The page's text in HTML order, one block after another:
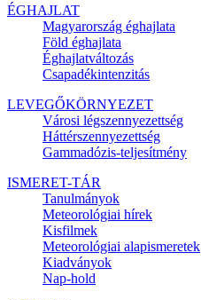
ÉGHAJLAT
Magyarország éghajlata
Föld éghajlata
Éghajlatváltozás
Csapadékintenzitás
LEVEGŐKÖRNYEZET
Városi légszennyezettség
Háttérszennyezettség
Gammadózis-teljesítmény
ISMERET-TÁR
Tanulmányok
Meteorológiai hírek
Kisfilmek
Meteorológiai alapismeretek
Kiadványok
Nap-hold